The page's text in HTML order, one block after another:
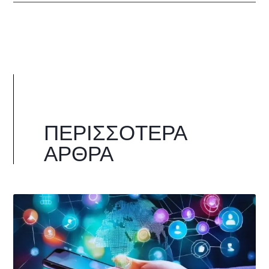
ΠΕΡΙΣΣΌΤΕΡΑ
ΆΡΘΡΑ